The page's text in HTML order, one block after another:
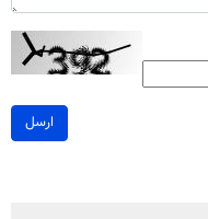
ارسل